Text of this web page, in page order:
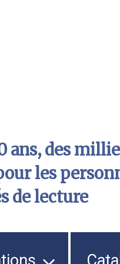
ans, des
les
de lecture